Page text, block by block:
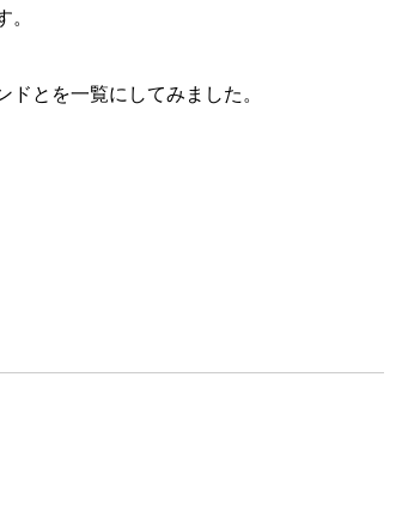
。
とを一覧にしてみました。